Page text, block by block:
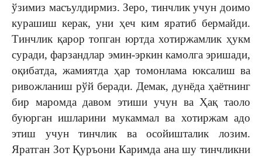
ўзимиз масъулдирмиз. Зеро, тинчлик учун доимо
курашиш керак, уни ҳеч ким яратиб бермайди.
Тинчлик қарор топган юртда хотиржамлик ҳукм
суради, фарзандлар эмин-эркин камолга эришади,
оқибатда, жамиятда ҳар томонлама юксалиш ва
ривожланиш рўй беради. Демак, дунёда ҳаётнинг
бир маромда давом этиши учун ва Ҳақ таоло
буюрган ишларини мукаммал ва хотиржам адо
этиш учун тинчлик ва осойишталик лозим.
Яратган Зот Қуръони Каримда ана шу тинчликни